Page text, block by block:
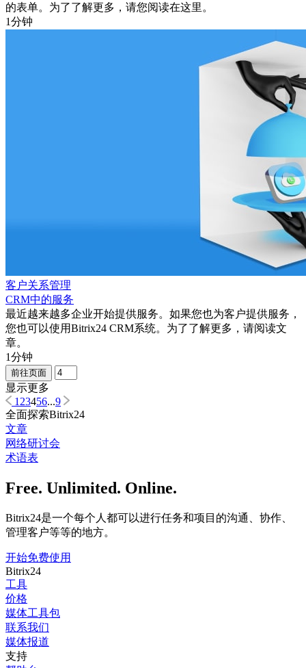
的表单。为了了解更多，请您阅读在这里。
1分钟
客户关系管理
CRM中的服务
最近越来越多企业开始提供服务。如果您也为客户提供服务，
您也可以使用Bitrix24 CRM系统。为了了解更多，请阅读文
章。
1分钟
前往页面
显示更多
1 23456...9
全面探索Bitrix24
文章
网络研讨会
术语表
Free. Unlimited. Online.
Bitrix24是一个每个人都可以进行任务和项目的沟通、协作、
管理客户等等的地方。
开始免费使用
Bitrix24
工具
价格
媒体工具包
联系我们
媒体报道
支持